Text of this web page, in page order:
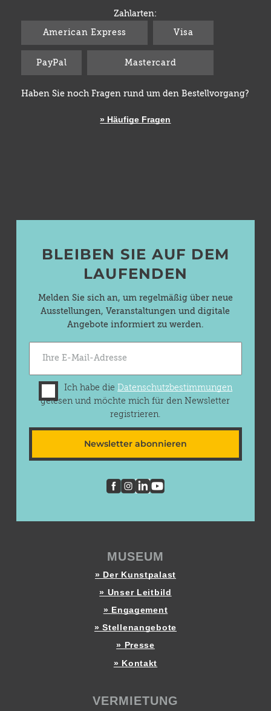
Zahlarten:
American Express Visa
PayPal Mastercard
Haben Sie noch Fragen rund um den Bestellvorgang?
» Häufige Fragen
BLEIBEN SIE AUF DEM
LAUFENDEN
Melden Sie sich an, um regelmäßig über neue
Ausstellungen, Veranstaltungen und digitale
Angebote informiert zu werden.
Ich habe die
Datenschutzbestimmungen
gelesen und möchte mich für den Newsletter
registrieren.
Newsletter abonnieren
MUSEUM
» Der Kunstpalast
» Unser Leitbild
» Engagement
» Stellenangebote
» Presse
» Kontakt
VERMIETUNG